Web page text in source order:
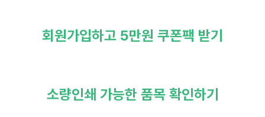
회원가입하고 5만원 쿠폰팩 받기
소량인쇄 가능한 품목 확인하기